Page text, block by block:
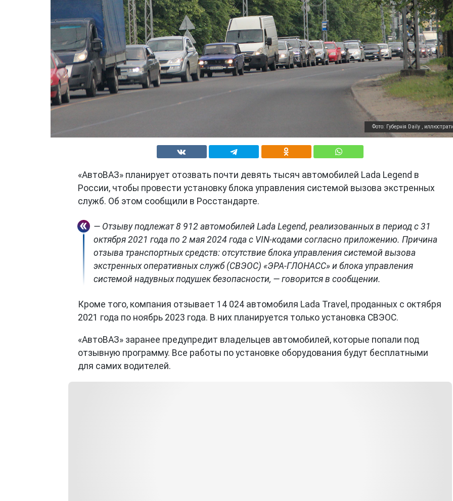
Фото: Губернiя Daily ,
«АвтоВАЗ» планирует отозвать почти девять тысяч автомобилей Lada Legend в
России, чтобы провести установку блока управления системой вызова экстренных
служб. Об этом сообщили в Росстандарте.
— Отзыву подлежат 8 912 автомобилей Lada Legend, реализованных в период с 31
октября 2021 года по 2 мая 2024 года с VIN-кодами согласно приложению. Причина
отзыва транспортных средств: отсутствие блока управления системой вызова
экстренных оперативных служб (СВЭОС) «ЭРА-ГЛОНАСС» и блока управления
системой надувных подушек безопасности, — говорится в сообщении.
Кроме того, компания отзывает 14 024 автомобиля Lada Travel, проданных с октября
2021 года по ноябрь 2023 года. В них планируется только установка СВЭОС.
«АвтоВАЗ» заранее предупредит владельцев автомобилей, которые попали под
отзывную программу. Все работы по установке оборудования будут бесплатными
для самих водителей.